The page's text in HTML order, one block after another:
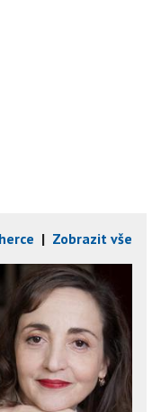
| Zobrazit vše